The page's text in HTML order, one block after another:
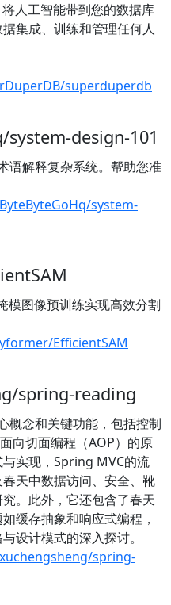
人工智能带到您的数据库
集成、训练和管理任何人
superduperdb
design-101
语解释复杂系统。帮助您准
system-
模图像预训练实现高效分割
EfficientSAM
spring-reading
概念和关键功能，包括控制
向切面编程（AOP）的原
实现，Spring MVC的流
天中数据访问、安全、靴
。此外，它还包含了春天
缓存抽象和响应式编程，
设计模式的深入探讨。
spring-